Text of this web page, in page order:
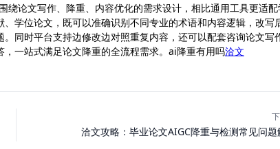
论文写作、降重、内容优化的需求设计，相比通用工具更适
学位论文，既可以准确识别不同专业的术语和内容逻辑，改写
同时平台支持边修改边对照重复内容，还可以配套咨询论文写
一站式满足论文降重的全流程需求。ai降重有用吗洽文
洽文攻略：毕业论文AIGC降重与检测常见问题